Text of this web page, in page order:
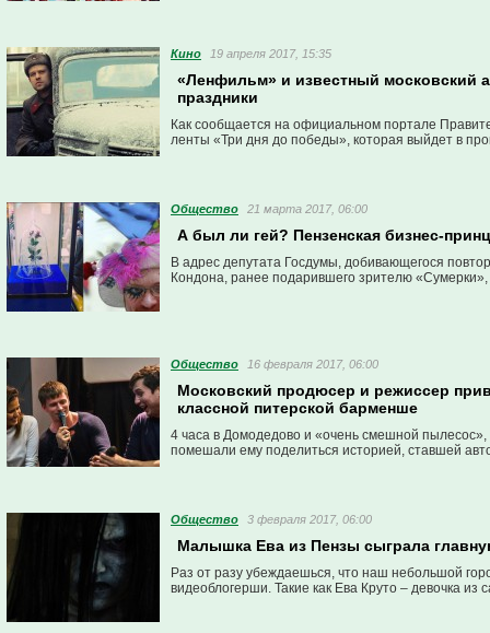
Кино 19 апреля 2017, 15:35
«Ленфильм» и известный московский
праздники
Как сообщается на официальном портале
ленты «Три дня до победы», которая выйдет в
Общество 21 марта 2017, 06:00
А был ли гей? Пензенская бизнес-
В адрес депутата Госдумы, добивающегося
Кондона, ранее подарившего зрителю
Общество 16 февраля 2017, 06:00
Московский продюсер и режиссер
классной питерской барменше
4 часа в Домодедово и «очень смешной
помешали ему поделиться историей, ставшей
Общество 3 февраля 2017, 06:00
Малышка Ева из Пензы сыграла
Раз от разу убеждаешься, что наш небольшой
видеоблогерши. Такие как Ева Круто – девочка из